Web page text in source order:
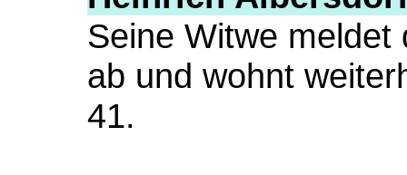
Seine Witwe
ab und wohnt
41.